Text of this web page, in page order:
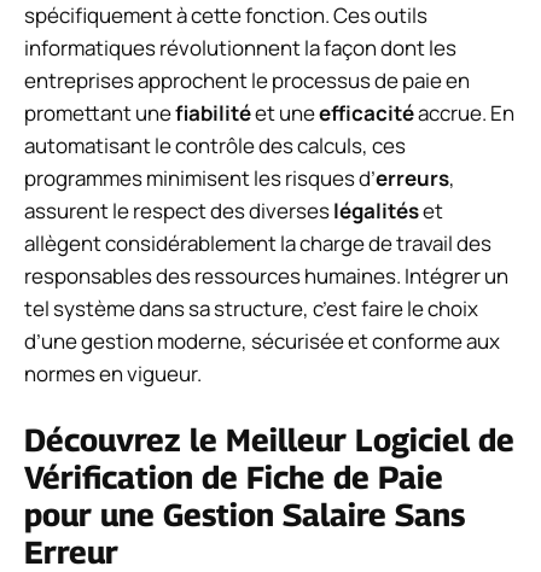
spécifiquement à cette fonction. Ces outils
informatiques révolutionnent la façon dont les
entreprises approchent le processus de paie en
promettant unefiabilitéet uneefficacitéaccrue. En
automatisant le contrôle des calculs, ces
programmes minimisent les risques d’erreurs,
assurent le respect des diverseslégalitéset
allègent considérablement la charge de travail des
responsables des ressources humaines. Intégrer un
tel système dans sa structure, c’est faire le choix
d’une gestion moderne, sécurisée et conforme aux
normes en vigueur.
Découvrez le Meilleur Logiciel de
Vérification de Fiche de Paie
pour une Gestion Salaire Sans
Erreur